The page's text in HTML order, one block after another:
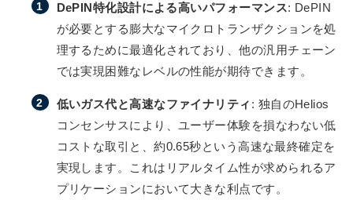
DePIN特化設計による高いパフォーマンス: DePIN
が必要とする膨大なマイクロトランザクションを処
理するために最適化されており、他の汎用チェーン
では実現困難なレベルの性能が期待できます。
低いガス代と高速なファイナリティ : 独自のHelios
コンセンサスにより、ユーザー体験を損なわない低
コストな取引と、約0.65秒という高速な最終確定を
実現します。これはリアルタイム性が求められるア
プリケーションにおいて大きな利点です。